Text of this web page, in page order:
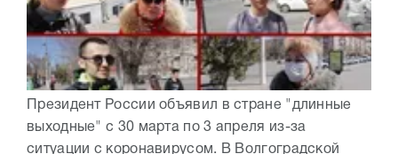
Президент России объявил в стране "длинные
выходные" с 30 марта по 3 апреля из-за
ситуации с коронавирусом. В Волгоградской